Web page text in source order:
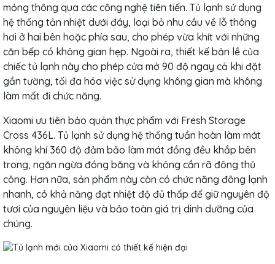
mỏng thông qua các công nghệ tiên tiến. Tủ lạnh sử dụng
hệ thống tản nhiệt dưới đáy, loại bỏ nhu cầu về lỗ thông
hơi ở hai bên hoặc phía sau, cho phép vừa khít với những
căn bếp có không gian hẹp. Ngoài ra, thiết kế bản lề của
chiếc tủ lạnh này cho phép cửa mở 90 độ ngay cả khi đặt
gần tường, tối đa hóa việc sử dụng không gian mà không
làm mất đi chức năng.
Xiaomi ưu tiên bảo quản thực phẩm với Fresh Storage
Cross 436L. Tủ lạnh sử dụng hệ thống tuần hoàn làm mát
không khí 360 độ đảm bảo làm mát đồng đều khắp bên
trong, ngăn ngừa đóng băng và không cần rã đông thủ
công. Hơn nữa, sản phẩm này còn có chức năng đông lạnh
nhanh, có khả năng đạt nhiệt độ đủ thấp để giữ nguyên độ
tươi của nguyên liệu và bảo toàn giá trị dinh dưỡng của
chúng.